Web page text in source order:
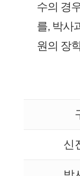
수의 경
를, 박사
원의 장
신